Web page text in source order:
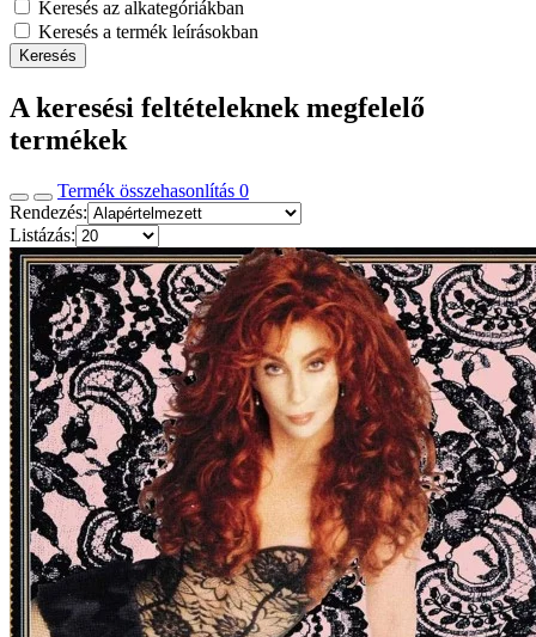
Keresés az alkategóriákban
Keresés a termék leírásokban
Keresés
A keresési feltételeknek megfelelő
termékek
Termék összehasonlítás 0
Rendezés:
Listázás: